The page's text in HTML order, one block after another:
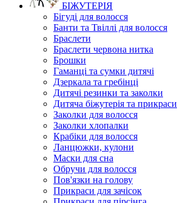
БІЖУТЕРІЯ
Бігуді для волосся
Банти та Твіллі для волосся
Браслети
Браслети червона нитка
Брошки
Гаманці та сумки дитячі
Дзеркала та гребінці
Дитячі резинки та заколки
Дитяча біжутерія та прикраси
Заколки для волосся
Заколки хлопалки
Крабіки для волосся
Ланцюжки, кулони
Маски для сна
Обручи для волосся
Пов'язки на голову
Прикраси для зачісок